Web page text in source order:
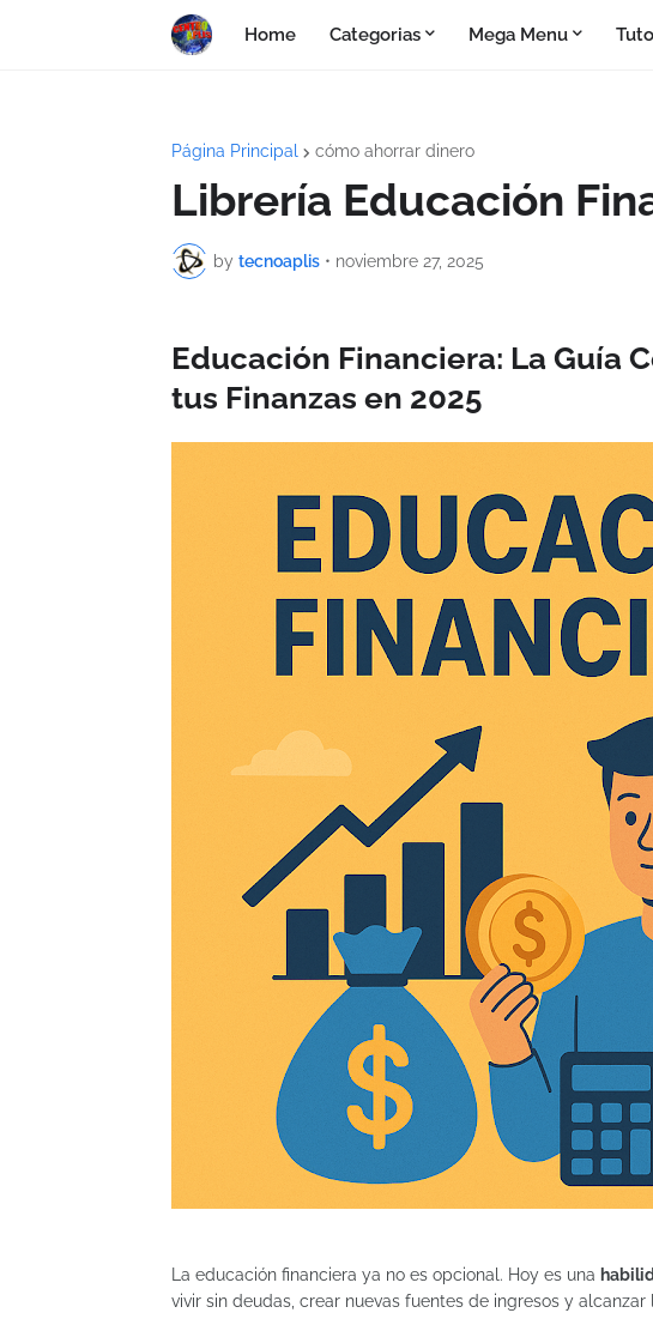
Home Categorias Mega Menu
Página Principal cómo ahorrar dinero
Librería Educación
by tecnoaplis • noviembre 27, 2025
Educación Financiera: La Guía
tus Finanzas en 2025
La educación financiera ya no es opcional. Hoy es una
vivir sin deudas, crear nuevas fuentes de ingresos y alcanzar